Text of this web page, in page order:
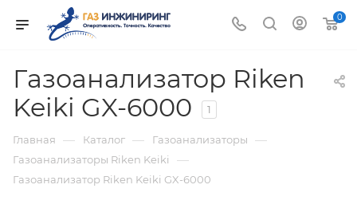
0
Газоанализатор Riken
Keiki GX-6000
1
Главная — Каталог — Газоанализаторы —
Газоанализаторы Riken Keiki —
Газоанализатор Riken Keiki GX-6000